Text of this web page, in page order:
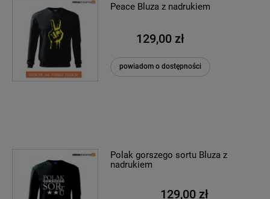
Peace Bluza z nadrukiem
129,00 zł
powiadom o dostępności
Polak gorszego sortu Bluza z
nadrukiem
129,00 zł